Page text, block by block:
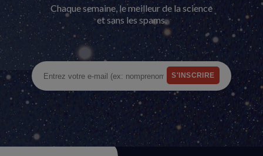
Chaque semaine, le meilleur de la science
et sans les spams.